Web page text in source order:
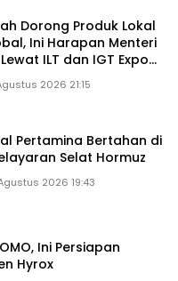
Dorong Produk Lokal
Ini Harapan Menteri
ILT dan IGT Expo
2026 21:15
Pertamina Bertahan di
Selat Hormuz
2026 19:43
Ini Persiapan
Hyrox